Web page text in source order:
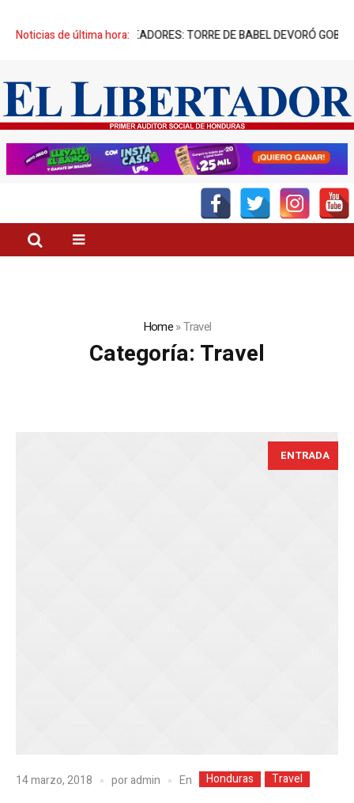
Noticias de última hora:
DE SUS CREADORES: TORRE DE BABEL DEVORÓ
Home»Travel
Categoría: Travel
ENTRADA
14 marzo, 2018 poradmin En Honduras Travel